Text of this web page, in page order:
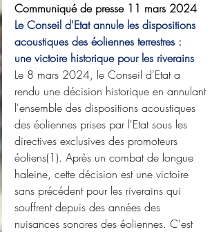
Communiqué de presse 11 mars 2024
Le Conseil d'Etat annule les dispositions
acoustiques des éoliennes terrestres :
une victoire historique pour les riverains
Le 8 mars 2024, le Conseil d'Etat a
rendu une décision historique en annulant
l'ensemble des dispositions acoustiques
des éoliennes prises par l'Etat sous les
directives exclusives des promoteurs
éoliens(1). Après un combat de longue
haleine, cette décision est une victoire
sans précédent pour les riverains qui
souffrent depuis des années des
nuisances sonores des éoliennes. C'est